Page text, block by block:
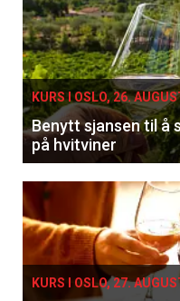
KURS I OSLO, 26.
Benytt sjansen til å
på hvitviner
KURS I OSLO, 27.